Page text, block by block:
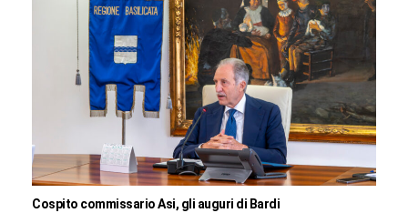
Cospito commissario Asi, gli auguri di Bardi